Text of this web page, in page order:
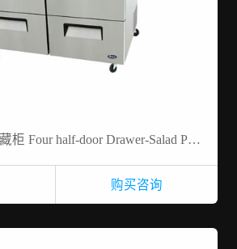
沙拉台四抽屉冷藏柜 Four half-door Drawer-Salad Prep table refrigerator
购买咨询